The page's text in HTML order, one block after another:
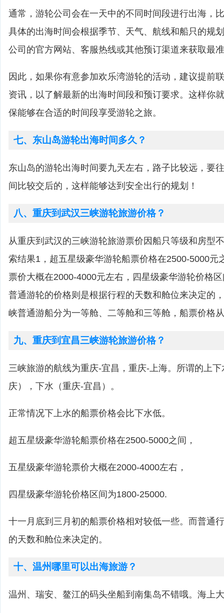
通常，游轮公司会在一天中的不同时间段进行出海，
具体的出海时间会根据季节、天气、航线和船只的规
公司的官方网站、客服热线或其他预订渠道来获取最
因此，如果你有意参加欢乐湾游轮的活动，建议提前
资讯，以了解最新的出海时间段和预订要求。这样你
保能够在合适的时间段享受游轮之旅。
七、东山岛游轮出海时间多久？
东山岛的游轮出海时间要九天左右，路子比较远，要
间比较交后的，这样能够达到安全出行的规划！
八、重庆到武汉三峡游轮旅游价格？
从重庆到武汉的三峡游轮旅游票价因船只等级和房型
索结果1，超五星级豪华游轮船票价格在2500-5000元
票价大概在2000-4000元左右，四星级豪华游轮价格
普通游轮的价格则是根据行程的天数和舱位来决定的
峡普通游船分为一等舱、二等舱和三等舱，船票价格
九、重庆到宜昌三峡游轮旅游价格？
三峡旅游的航线为重庆-宜昌，重庆-上海。所谓的上
庆），下水（重庆-宜昌）。
正常情况下上水的船票价格会比下水低。
超五星级豪华游轮船票价格在2500-5000之间，
五星级豪华游轮票价大概在2000-4000左右，
四星级豪华游轮价格区间为1800-25000.
十一月底到三月初的船票价格相对较低一些。而普通
的天数和舱位来决定的。
十、温州哪里可以出海旅游？
温州、瑞安、鳌江的码头坐船到南集岛不错哦。海上